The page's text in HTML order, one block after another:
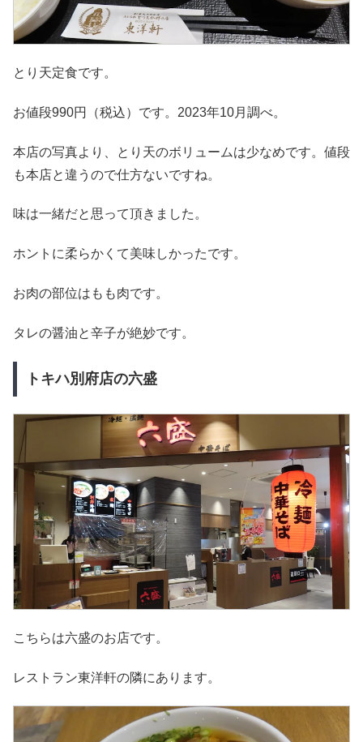
とり天定食です。
お値段990円（税込）です。2023年10月調べ。
本店の写真より、とり天のボリュームは少なめです。値段
も本店と違うので仕方ないですね。
味は一緒だと思って頂きました。
ホントに柔らかくて美味しかったです。
お肉の部位はもも肉です。
タレの醤油と辛子が絶妙です。
トキハ別府店の六盛
こちらは六盛のお店です。
レストラン東洋軒の隣にあります。